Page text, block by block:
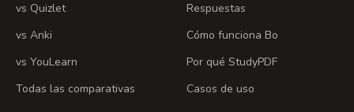
vs Quizlet
vs Anki
vs YouLearn
Todas las comparativas
Respuestas
Cómo funciona Bo
Por qué StudyPDF
Casos de uso